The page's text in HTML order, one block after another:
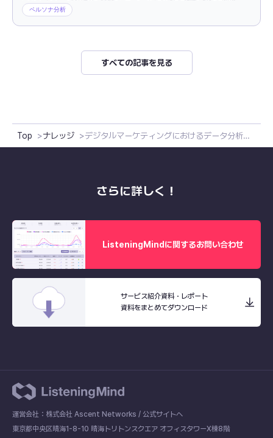
ペルソナ分析
すべての記事を見る
Top ナレッジ デジタルマーケティングにおけるデータ分析の重要性とインテントマーケティング
さらに詳しく！
ListeningMindに関するお問い合わせ
サービス紹介資料・レポート
資料をまとめてダウンロード
運営会社：株式会社 Ascent Networks / 公式サイトへ
東京都中央区晴海1-8-10 晴海トリトンスクエア オフィスタワーX棟8階